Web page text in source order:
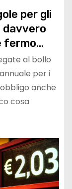
per gli
davvero
fermo
al bollo
per i
anche
cosa